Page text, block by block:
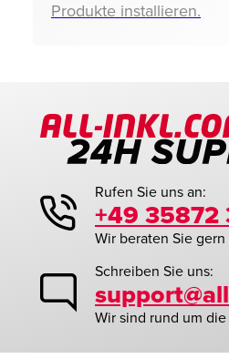
Produkte installieren.
Rufen Sie uns an:
+49 35872
Wir beraten Sie
Schreiben Sie uns:
Wir sind rund um